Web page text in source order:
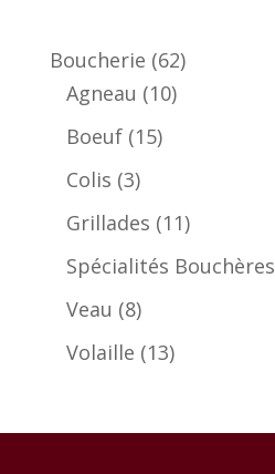
Boucherie 6262
Agneau 1010
Boeuf 1515
Colis 33
produits
Grillades 1111
produits
Spécialités Bouchères
Veau 88
produits
Volaille 1313